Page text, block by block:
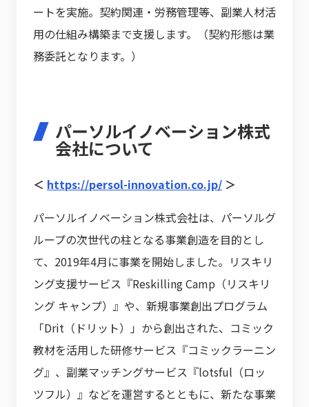
ートを実施。契約関連・労務管理等、副業人材活
用の仕組み構築まで支援します。（契約形態は業
務委託となります。）
パーソルイノベーション株式
会社について
＜ https://persol-innovation.co.jp/ ＞
パーソルイノベーション株式会社は、パーソルグ
ループの次世代の柱となる事業創造を目的とし
て、2019年4月に事業を開始しました。リスキリ
ング支援サービス『Reskilling Camp（リスキリ
ング キャンプ）』や、新規事業創出プログラム
「Drit（ドリット）」から創出された、コミック
教材を活用した研修サービス『コミックラーニン
グ』、副業マッチングサービス『lotsful（ロッ
ツフル）』などを運営するとともに、新たな事業